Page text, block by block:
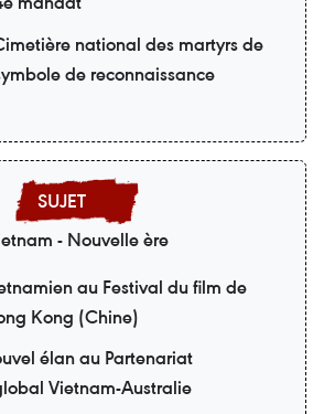
national des martyrs de
de reconnaissance
- Nouvelle ère
au Festival du film de
Kong (Chine)
élan au Partenariat
Vietnam-Australie